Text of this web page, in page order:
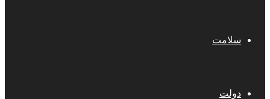
سلامت
دولت